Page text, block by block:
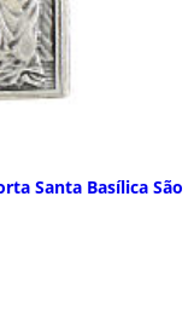
Santa Basílica São